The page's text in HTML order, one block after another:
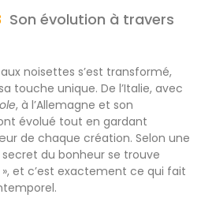
Son évolution à travers
noisettes s’est transformé,
touche unique. De l’Italie, avec
, à l’Allemagne et son
évolué tout en gardant
de chaque création. Selon une
du bonheur se trouve
et c’est exactement ce qui fait